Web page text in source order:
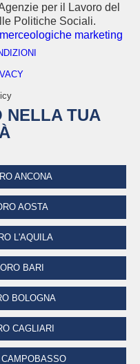
per il Lavoro del
Politiche Sociali.
marketing
NELLA TUA
ANCONA
AOSTA
L'AQUILA
BARI
BOLOGNA
CAGLIARI